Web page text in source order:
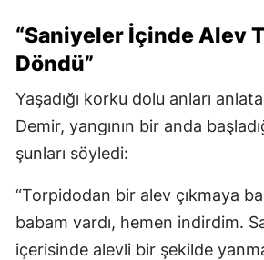
“Saniyeler İçinde Alev
Döndü”
Yaşadığı korku dolu anları
Demir, yangının bir anda
şunları söyledi:
“Torpidodan bir alev çıkmaya
babam vardı, hemen indirdim.
içerisinde alevli bir şekilde